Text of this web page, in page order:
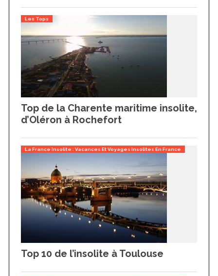
Les Tops
Top de la Charente maritime insolite,
d’Oléron à Rochefort
La France Insolite : Vacances Et Voyages Insolites En France
Top 10 de l’insolite à Toulouse